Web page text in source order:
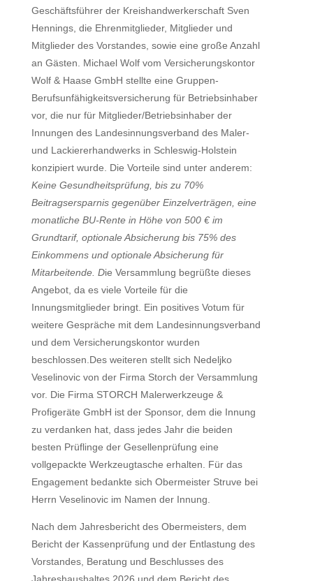
Geschäftsführer der Kreishandwerkerschaft Sven
Hennings, die Ehrenmitglieder, Mitglieder und
Mitglieder des Vorstandes, sowie eine große Anzahl
an Gästen. Michael Wolf vom Versicherungskontor
Wolf & Haase GmbH stellte eine Gruppen-
Berufsunfähigkeitsversicherung für Betriebsinhaber
vor, die nur für Mitglieder/Betriebsinhaber der
Innungen des Landesinnungsverband des Maler-
und Lackiererhandwerks in Schleswig-Holstein
konzipiert wurde. Die Vorteile sind unter anderem:
Keine Gesundheitsprüfung, bis zu 70%
Beitragsersparnis gegenüber Einzelverträgen, eine
monatliche BU-Rente in Höhe von 500 € im
Grundtarif, optionale Absicherung bis 75% des
Einkommens und optionale Absicherung für
Mitarbeitende. Die Versammlung begrüßte dieses
Angebot, da es viele Vorteile für die
Innungsmitglieder bringt. Ein positives Votum für
weitere Gespräche mit dem Landesinnungsverband
und dem Versicherungskontor wurden
beschlossen.Des weiteren stellt sich Nedeljko
Veselinovic von der Firma Storch der Versammlung
vor. Die Firma STORCH Malerwerkzeuge &
Profigeräte GmbH ist der Sponsor, dem die Innung
zu verdanken hat, dass jedes Jahr die beiden
besten Prüflinge der Gesellenprüfung eine
vollgepackte Werkzeugtasche erhalten. Für das
Engagement bedankte sich Obermeister Struve bei
Herrn Veselinovic im Namen der Innung.
Nach dem Jahresbericht des Obermeisters, dem
Bericht der Kassenprüfung und der Entlastung des
Vorstandes, Beratung und Beschlusses des